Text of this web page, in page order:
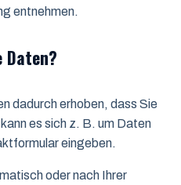
entnehmen.
dadurch erhoben, dass Sie
es sich z. B. um Daten
eingeben.
oder nach Ihrer